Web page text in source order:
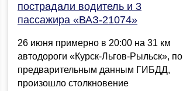
пострадали водитель и 3
пассажира «ВАЗ-21074»
26 июня примерно в 20:00 на 31 км
автодороги «Курск-Льгов-Рыльск», по
предварительным данным ГИБДД,
произошло столкновение